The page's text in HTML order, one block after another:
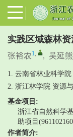
实践区域森林
张裕农1, , 吴延熊
1. 云南省林业科学
2. 浙江林学院 资源
基金项目:
浙江省自然科学
助项目
作者简介: